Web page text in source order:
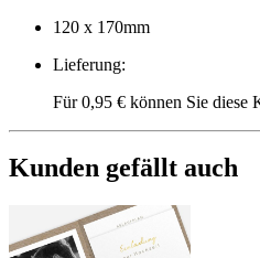
120 x 170mm
Lieferung:
Für 0,95 € können Sie diese
Kunden gefällt auch